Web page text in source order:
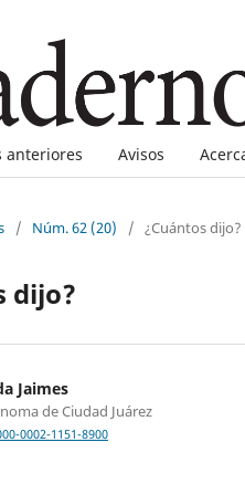
anteriores Avisos
/ Núm. 62 (20) / ¿Cuántos dijo?
dijo?
Jaimes
de Ciudad Juárez
0002-1151-8900